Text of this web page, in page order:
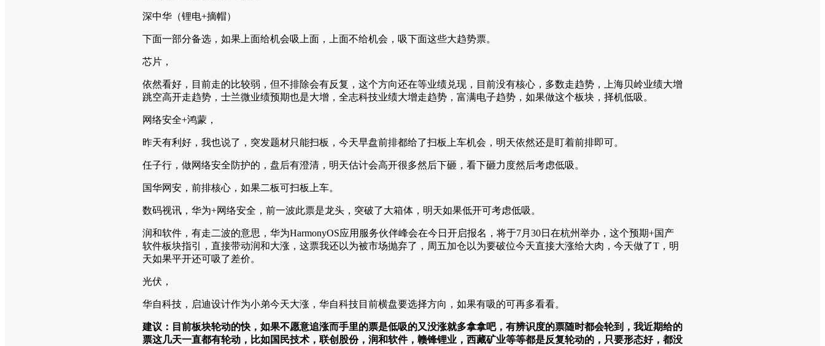
深中华（锂电+摘帽）
下面一部分备选，如果上面给机会吸上面，上面不给机会，吸下面这些大趋势票。
芯片，
依然看好，目前走的比较弱，但不排除会有反复，这个方向还在等业绩兑现，目前没有核心，多数走趋势，上海贝岭业绩大增
跳空高开走趋势，士兰微业绩预期也是大增，全志科技业绩大增走趋势，富满电子趋势，如果做这个板块，择机低吸。
网络安全+鸿蒙，
昨天有利好，我也说了，突发题材只能扫板，今天早盘前排都给了扫板上车机会，明天依然还是盯着前排即可。
任子行，做网络安全防护的，盘后有澄清，明天估计会高开很多然后下砸，看下砸力度然后考虑低吸。
国华网安，前排核心，如果二板可扫板上车。
数码视讯，华为+网络安全，前一波此票是龙头，突破了大箱体，明天如果低开可考虑低吸。
润和软件，有走二波的意思，华为HarmonyOS应用服务伙伴峰会在今日开启报名，将于7月30日在杭州举办，这个预期+国产
软件板块指引，直接带动润和大涨，这票我还以为被市场抛弃了，周五加仓以为要破位今天直接大涨给大肉，今天做了T，明
天如果平开还可吸了差价。
光伏，
华自科技，启迪设计作为小弟今天大涨，华自科技目前横盘要选择方向，如果有吸的可再多看看。
建议：目前板块轮动的快，如果不愿意追涨而手里的票是低吸的又没涨就多拿拿吧，有辨识度的票随时都会轮到，我近期给的
票这几天一直都有轮动，比如国民技术，联创股份，润和软件，赣锋锂业，西藏矿业等等都是反复轮动的，只要形态好，都没